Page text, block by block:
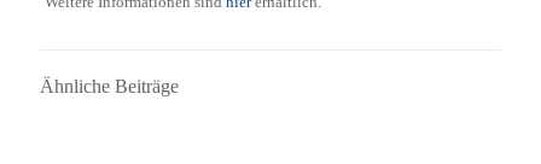
Ähnliche Beiträge